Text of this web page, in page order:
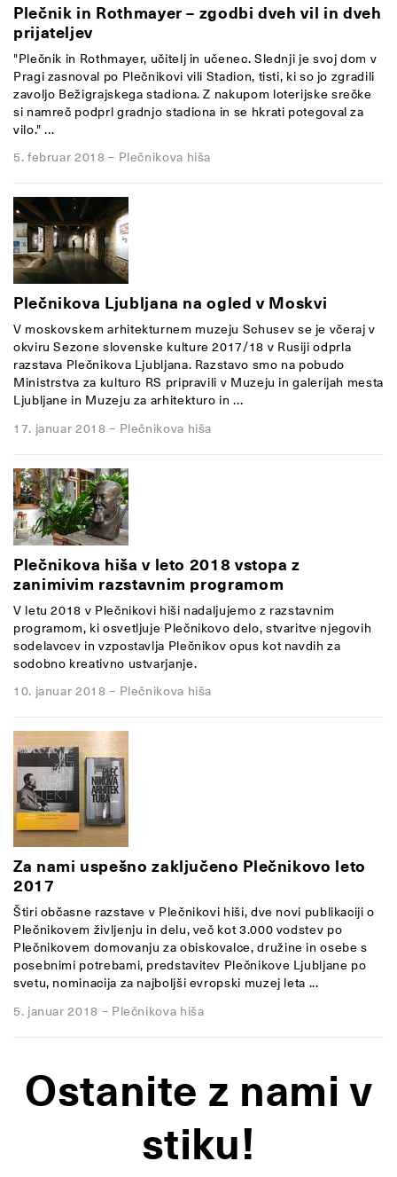
Plečnik in Rothmayer – zgodbi dveh vil in dveh
prijateljev
"Plečnik in Rothmayer, učitelj in učenec. Slednji je svoj dom v
Pragi zasnoval po Plečnikovi vili Stadion, tisti, ki so jo zgradili
zavoljo Bežigrajskega stadiona. Z nakupom loterijske srečke
si namreč podprl gradnjo stadiona in se hkrati potegoval za
vilo." ...
5. februar 2018 – Plečnikova hiša
Plečnikova Ljubljana na ogled v Moskvi
V moskovskem arhitekturnem muzeju Schusev se je včeraj v
okviru Sezone slovenske kulture 2017/18 v Rusiji odprla
razstava Plečnikova Ljubljana. Razstavo smo na pobudo
Ministrstva za kulturo RS pripravili v Muzeju in galerijah mesta
Ljubljane in Muzeju za arhitekturo in ...
17. januar 2018 – Plečnikova hiša
Plečnikova hiša v leto 2018 vstopa z
zanimivim razstavnim programom
V letu 2018 v Plečnikovi hiši nadaljujemo z razstavnim
programom, ki osvetljuje Plečnikovo delo, stvaritve njegovih
sodelavcev in vzpostavlja Plečnikov opus kot navdih za
sodobno kreativno ustvarjanje.
10. januar 2018 – Plečnikova hiša
Za nami uspešno zaključeno Plečnikovo leto
2017
Štiri občasne razstave v Plečnikovi hiši, dve novi publikaciji o
Plečnikovem življenju in delu, več kot 3.000 vodstev po
Plečnikovem domovanju za obiskovalce, družine in osebe s
posebnimi potrebami, predstavitev Plečnikove Ljubljane po
svetu, nominacija za najboljši evropski muzej leta ...
5. januar 2018 – Plečnikova hiša
Ostanite z nami v
stiku!